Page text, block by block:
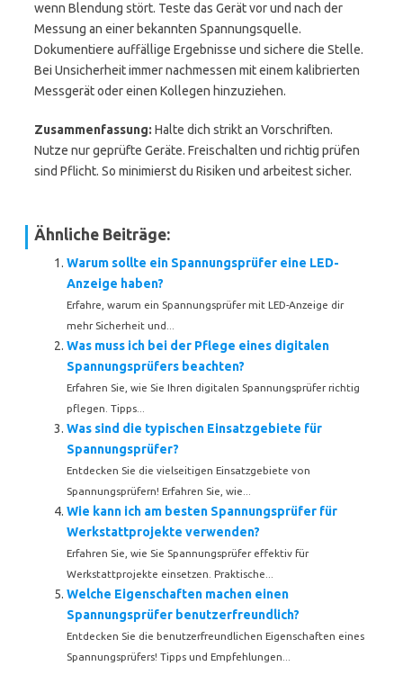
wenn Blendung stört. Teste das Gerät vor und nach der
Messung an einer bekannten Spannungsquelle.
Dokumentiere auffällige Ergebnisse und sichere die Stelle.
Bei Unsicherheit immer nachmessen mit einem kalibrierten
Messgerät oder einen Kollegen hinzuziehen.
Zusammenfassung: Halte dich strikt an Vorschriften.
Nutze nur geprüfte Geräte. Freischalten und richtig prüfen
sind Pflicht. So minimierst du Risiken und arbeitest sicher.
Ähnliche Beiträge:
Warum sollte ein Spannungsprüfer eine LED-
Anzeige haben?
Erfahre, warum ein Spannungsprüfer mit LED-Anzeige dir
mehr Sicherheit und...
Was muss ich bei der Pflege eines digitalen
Spannungsprüfers beachten?
Erfahren Sie, wie Sie Ihren digitalen Spannungsprüfer richtig
pflegen. Tipps...
Was sind die typischen Einsatzgebiete für
Spannungsprüfer?
Entdecken Sie die vielseitigen Einsatzgebiete von
Spannungsprüfern! Erfahren Sie, wie...
Wie kann ich am besten Spannungsprüfer für
Werkstattprojekte verwenden?
Erfahren Sie, wie Sie Spannungsprüfer effektiv für
Werkstattprojekte einsetzen. Praktische...
Welche Eigenschaften machen einen
Spannungsprüfer benutzerfreundlich?
Entdecken Sie die benutzerfreundlichen Eigenschaften eines
Spannungsprüfers! Tipps und Empfehlungen...